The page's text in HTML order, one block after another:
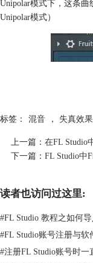
Unipolar模式下，这条
Unipolar模式）
标签： 混音 ， 失真效果
上一篇： 在FL Studio
下一篇： FL Studio中
读者也访问过这里:
#FL Studio 教程之如何
#FL Studio账号注册与
#注册FL Studio账号时一